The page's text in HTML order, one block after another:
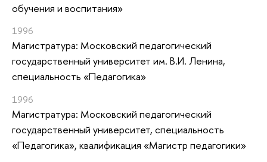
обучения и воспитания»
1996
Магистратура: Московский педагогический
государственный университет им. В.И. Ленина,
специальность «Педагогика»
1996
Магистратура: Московский педагогический
государственный университет, специальность
«Педагогика», квалификация «Магистр педагогики»